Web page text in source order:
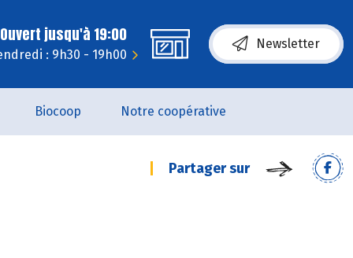
Ouvert jusqu'à 19:00
: 9h30 - 19h00
Newsletter
Biocoop Notre coopérative
Partager sur